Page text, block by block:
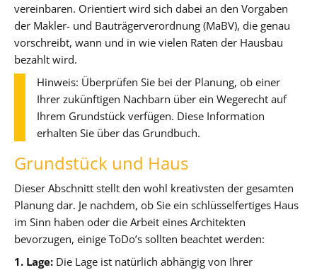
vereinbaren. Orientiert wird sich dabei an den Vorgaben
der Makler- und Bauträgerverordnung (MaBV), die genau
vorschreibt, wann und in wie vielen Raten der Hausbau
bezahlt wird.
Hinweis: Überprüfen Sie bei der Planung, ob einer
Ihrer zukünftigen Nachbarn über ein Wegerecht auf
Ihrem Grundstück verfügen. Diese Information
erhalten Sie über das Grundbuch.
Grundstück und Haus
Dieser Abschnitt stellt den wohl kreativsten der gesamten
Planung dar. Je nachdem, ob Sie ein schlüsselfertiges Haus
im Sinn haben oder die Arbeit eines Architekten
bevorzugen, einige ToDo’s sollten beachtet werden:
1. Lage: Die Lage ist natürlich abhängig von Ihrer